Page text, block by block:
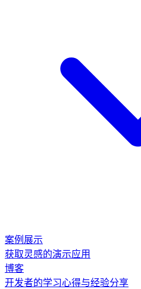
案例展示
获取灵感的演示应用
博客
开发者的学习心得与经验分享